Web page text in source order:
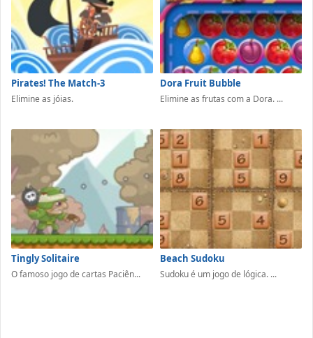
Pirates! The Match-3
Elimine as jóias.
Dora Fruit Bubble
Elimine as frutas com a Dora. ...
Tingly Solitaire
O famoso jogo de cartas Paciên...
Beach Sudoku
Sudoku é um jogo de lógica. ...